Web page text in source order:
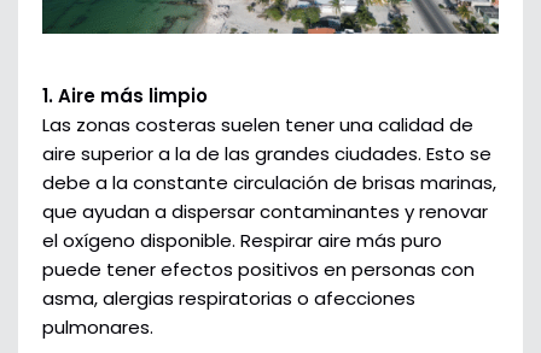
1. Aire más limpio
Las zonas costeras suelen tener una calidad de
aire superior a la de las grandes ciudades. Esto se
debe a la constante circulación de brisas marinas,
que ayudan a dispersar contaminantes y renovar
el oxígeno disponible. Respirar aire más puro
puede tener efectos positivos en personas con
asma, alergias respiratorias o afecciones
pulmonares.